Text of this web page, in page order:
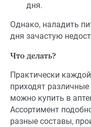
дня.
Однако, наладить
дня зачастую
Что делать?
Практически
приходят
можно купить в
Ассортимент
разные составы,